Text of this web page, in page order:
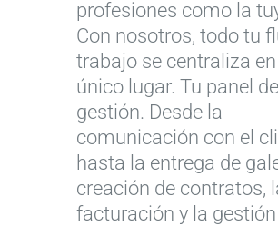
profesiones como la
Con nosotros, todo tu
trabajo se centraliza
único lugar. Tu panel de
gestión. Desde la
comunicación con el
hasta la entrega de
creación de contratos,
facturación y la